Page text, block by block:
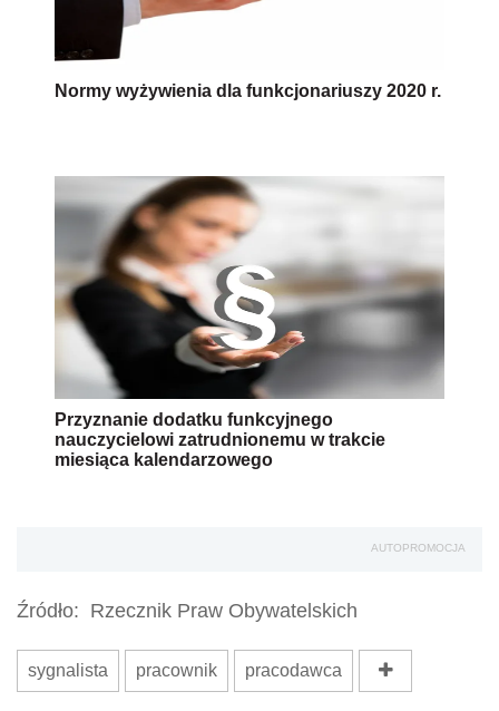
Normy wyżywienia dla funkcjonariuszy 2020 r.
Przyznanie dodatku funkcyjnego
nauczycielowi zatrudnionemu w trakcie
miesiąca kalendarzowego
AUTOPROMOCJA
Źródło: Rzecznik Praw Obywatelskich
sygnalista pracownik pracodawca